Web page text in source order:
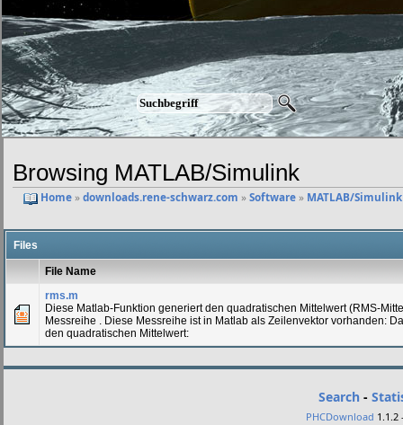
Browsing MATLAB/Simulink
Home»downloads.rene-schwarz.com »Software» MATLAB/Simulink
Files
File Name
rms.m
Diese Matlab-Funktion generiert den quadratischen Mittelwert (RMS-
Messreihe . Diese Messreihe ist in Matlab als Zeilenvektor vorhanden:
den quadratischen Mittelwert:
Search -
PHCDownload 1.1.2